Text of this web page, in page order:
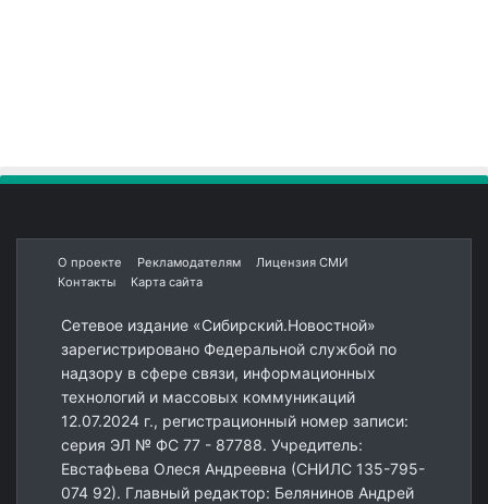
О проекте Рекламодателям
Лицензия СМИ
Контакты
Карта сайта
Сетевое издание «Сибирский.Новостной»
зарегистрировано Федеральной службой по
надзору в сфере связи, информационных
технологий и массовых коммуникаций
12.07.2024 г., регистрационный номер записи:
серия ЭЛ № ФС 77 - 87788. Учредитель:
Евстафьева Олеся Андреевна (СНИЛС 135-795-
074 92). Главный редактор: Белянинов Андрей